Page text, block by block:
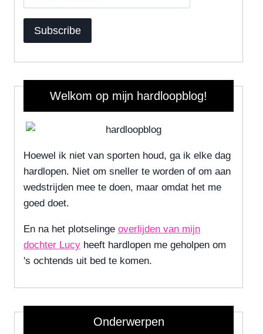
Address
Subscribe
Welkom op mijn hardloopblog!
Hoewel ik niet van sporten houd, ga ik elke dag
hardlopen. Niet om sneller te worden of om aan
wedstrijden mee te doen, maar omdat het me
goed doet.
En na het plotselinge overlijden van mijn
dochter Lucy heeft hardlopen me geholpen om
's ochtends uit bed te komen.
Onderwerpen